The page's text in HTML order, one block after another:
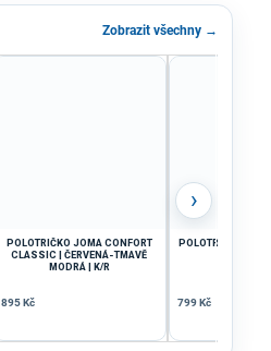
Zobrazit všechny →
POLOTRIČKO JOMA CONFORT
CLASSIC | ČERVENÁ-TMAVĚ
MODRÁ | K/R
895 Kč
POLOTRIČKO
799 Kč
›